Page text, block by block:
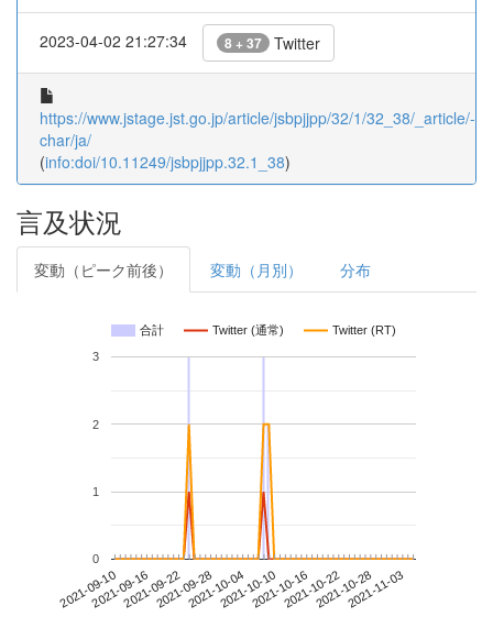
2023-04-02 21:27:34 8 + 37 Twitter
https://www.jstage.jst.go.jp/article/jsbpjjpp/32/1/32_38/_article/-
char/ja/
(info:doi/10.11249/jsbpjjpp.32.1_38)
言及状況
変動（ピーク前後） 変動（月別） 分布
合計 Twitter (通常) Twitter (RT)
2021-09-102021-09-162021-09-222021-09-282021-10-042021-10-102021-10-162021-10-222021-10-282021-11-03
0
1
2
3